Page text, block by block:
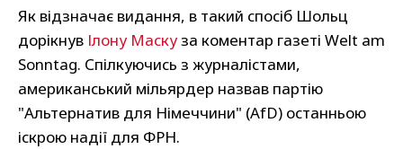
Як відзначає видання, в такий спосіб Шольц
дорікнув Ілону Маскуза коментар газеті Welt am
Sonntag. Спілкуючись з журналістами,
американський мільярдер назвав партію
"Альтернатив для Німеччини" (AfD) останньою
іскрою надії для ФРН.